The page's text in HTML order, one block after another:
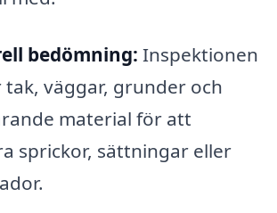
bedömning: Inspektionen
väggar, grunder och
material för att
sprickor, sättningar eller